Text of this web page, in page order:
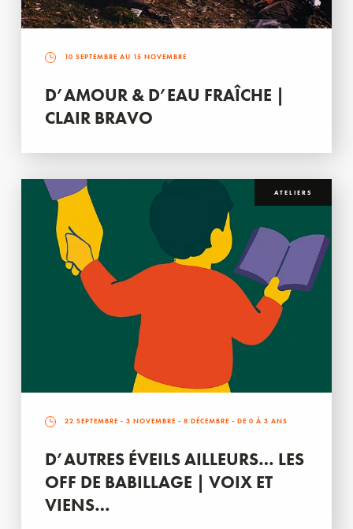
10 SEPTEMBRE AU 15 NOVEMBRE
D’AMOUR & D’EAU FRAÎCHE |
CLAIR BRAVO
ATELIERS
22 SEPTEMBRE - 3 NOVEMBRE - 8 DÉCEMBRE - DE 0 À 3 ANS
D’AUTRES ÉVEILS AILLEURS… LES
OFF DE BABILLAGE | VOIX ET
VIENS…